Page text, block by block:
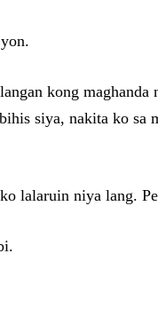
kong
siya, nakita ko
lalaruin niya lang.